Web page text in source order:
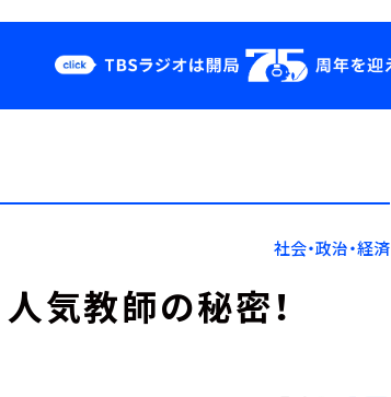
YouTube
会社情報社会・政治・経済
気教師の秘密！